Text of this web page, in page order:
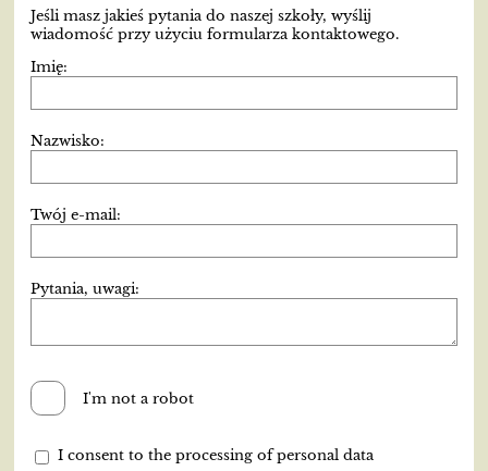
Jeśli masz jakieś pytania do naszej szkoły, wyślij
wiadomość przy użyciu formularza kontaktowego.
Imię:
Nazwisko:
Twój e-mail:
Pytania, uwagi:
I'm not a robot
I consent to the processing of personal data